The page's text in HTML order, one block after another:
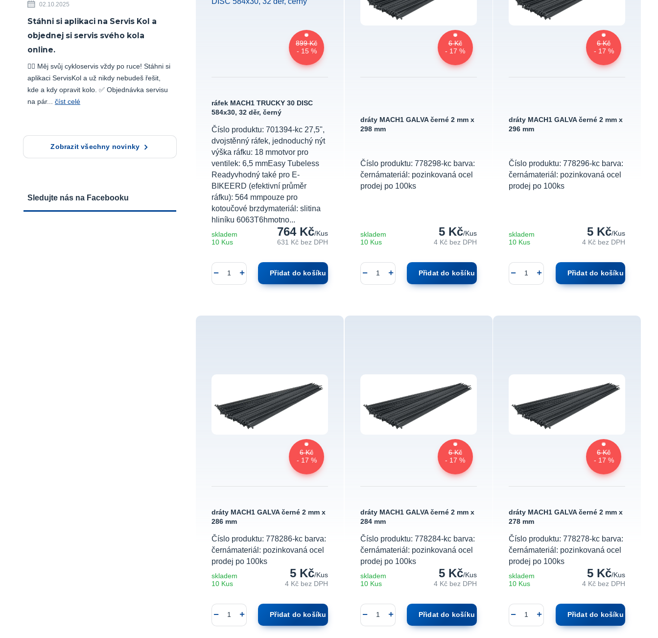
899 Kč
- 15 %
ráfek MACH1 TRUCKY 30 DISC
584x30, 32 děr, černý
Číslo produktu: 701394-kc 27,5",
dvojstěnný ráfek, jednoduchý nýt
výška ráfku: 18 mmotvor pro
ventilek: 6,5 mmEasy Tubeless
Readyvhodný také pro E-
BIKEERD (efektivní průměr
ráfku): 564 mmpouze pro
kotoučové brzdymateriál: slitina
hliníku 6063T6hmotno...
764 Kč/Kus
631 Kč bez DPH
skladem
10 Kus
Přidat do košíku
6 Kč
- 17 %
dráty MACH1 GALVA černé 2 mm x
298 mm
Číslo produktu: 778298-kc barva:
černámateriál: pozinkovaná ocel
prodej po 100ks
5 Kč/Kus
4 Kč bez DPH
skladem
10 Kus
Přidat do košíku
6 Kč
- 17 %
dráty MACH1 GALVA černé 2 mm x
296 mm
Číslo produktu: 778296-kc barva:
černámateriál: pozinkovaná ocel
prodej po 100ks
5 Kč/Kus
4 Kč bez DPH
skladem
10 Kus
Přidat do košíku
6 Kč
- 17 %
dráty MACH1 GALVA černé 2 mm x
286 mm
Číslo produktu: 778286-kc barva:
černámateriál: pozinkovaná ocel
prodej po 100ks
5 Kč/Kus
4 Kč bez DPH
skladem
10 Kus
Přidat do košíku
6 Kč
- 17 %
dráty MACH1 GALVA černé 2 mm x
284 mm
Číslo produktu: 778284-kc barva:
černámateriál: pozinkovaná ocel
prodej po 100ks
5 Kč/Kus
4 Kč bez DPH
skladem
10 Kus
Přidat do košíku
6 Kč
- 17 %
dráty MACH1 GALVA černé 2 mm x
278 mm
Číslo produktu: 778278-kc barva:
černámateriál: pozinkovaná ocel
prodej po 100ks
5 Kč/Kus
4 Kč bez DPH
skladem
10 Kus
Přidat do košíku
02.10.2025
Stáhni si aplikaci na Servis Kol a
objednej si servis svého kola
online.
🚴‍♂️ Měj svůj cykloservis vždy po ruce! Stáhni si
aplikaci ServisKol a už nikdy nebudeš řešit,
kde a kdy opravit kolo. ✅ Objednávka servisu
na pár... číst celé
Zobrazit všechny novinky
Sledujte nás na Facebooku